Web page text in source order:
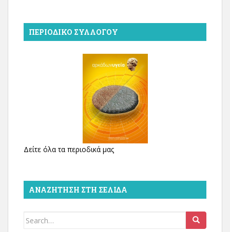
ΠΕΡΙΟΔΙΚΌ ΣΥΛΛΌΓΟΥ
Δείτε όλα τα περιοδικά μας
ΑΝΑΖΉΤΗΣΗ ΣΤΗ ΣΕΛΊΔΑ
Search